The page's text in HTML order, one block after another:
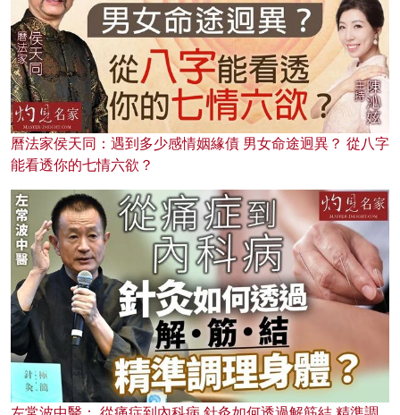
曆法家侯天同：遇到多少感情姻緣債 男女命途迥異？ 從八字
能看透你的七情六欲？